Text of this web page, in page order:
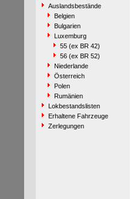
Auslandsbestände
Belgien
Bulgarien
Luxemburg
55 (ex BR 42)
56 (ex BR 52)
Niederlande
Österreich
Polen
Rumänien
Lokbestandslisten
Erhaltene Fahrzeuge
Zerlegungen